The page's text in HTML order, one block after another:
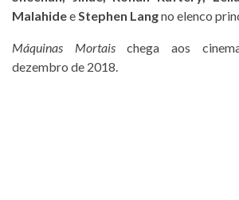
MalahideeStephen Langno elenco
Máquinas Mortaischega aos
dezembro de 2018.